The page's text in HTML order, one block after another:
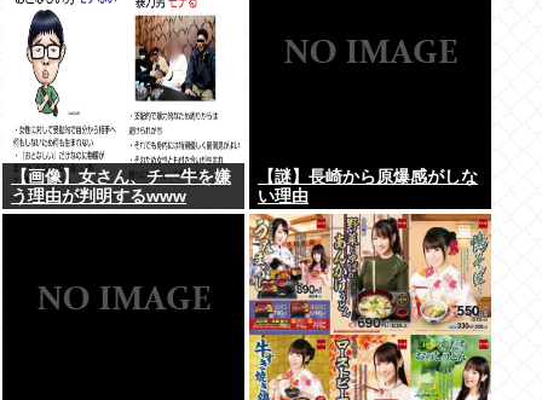
【画像】女さん、チー牛を嫌
う理由が判明するwww
【謎】長崎から原爆感がしな
い理由